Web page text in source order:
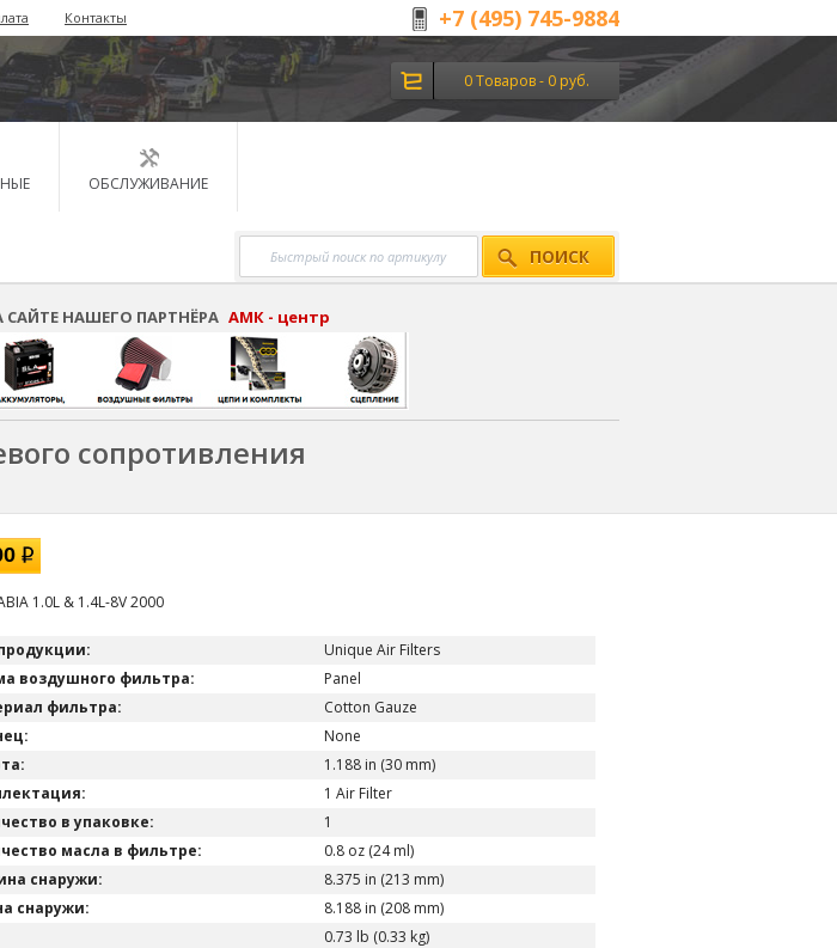
Контакты +7 (495) 745-9884
0 Товаров - 0 руб.
ОБСЛУЖИВАНИЕ
ПОИСК
НАШЕГО ПАРТНЁРА АМК - центр
сопротивления
1.0L & 1.4L-8V 2000
Unique Air Filters
воздушного фильтра:
Panel
фильтра:
Cotton Gauze
None
1.188 in (30 mm)
1 Air Filter
в упаковке:
1
масла в фильтре:
0.8 oz (24 ml)
снаружи:
8.375 in (213 mm)
снаружи:
8.188 in (208 mm)
0.73 lb (0.33 kg)